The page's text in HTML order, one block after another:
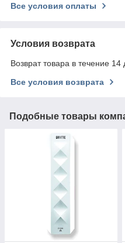
Все условия оплаты
Условия возврата
Возврат товара в течение
Все условия возврата
Подобные товары